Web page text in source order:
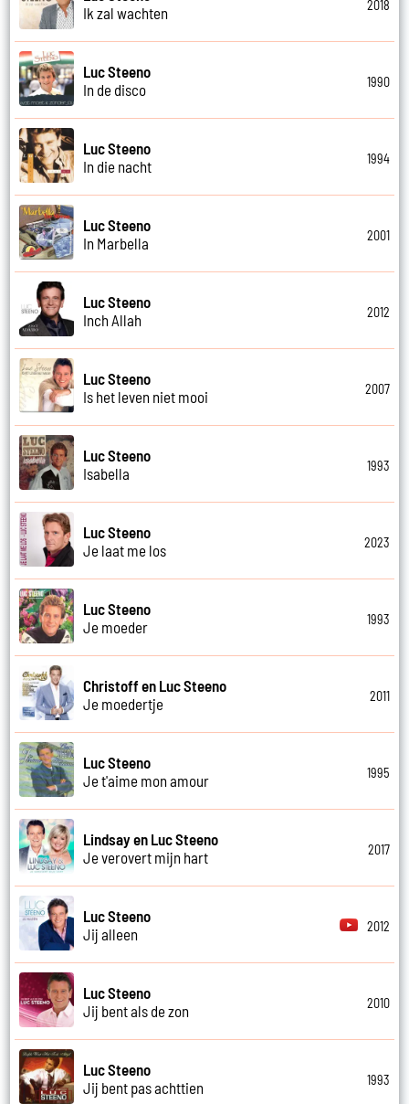
Ik zal wachten
2018
Luc Steeno
In de disco
1990
Luc Steeno
In die nacht
1994
Luc Steeno
In Marbella
2001
Luc Steeno
Inch Allah
2012
Luc Steeno
Is het leven niet mooi
2007
Luc Steeno
Isabella
1993
Luc Steeno
Je laat me los
2023
Luc Steeno
Je moeder
1993
Christoff en Luc Steeno
Je moedertje
2011
Luc Steeno
Je t'aime mon amour
1995
Lindsay en Luc Steeno
Je verovert mijn hart
2017
Luc Steeno
Jij alleen
2012
Luc Steeno
Jij bent als de zon
2010
Luc Steeno
Jij bent pas achttien
1993